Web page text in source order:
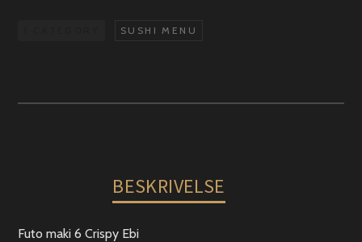
SUSHI MENU
BESKRIVELSE
Futo maki 6 Crispy Ebi